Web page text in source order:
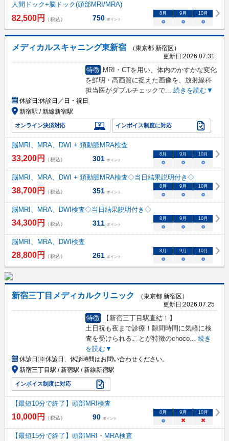
人間ドック+脳ドック(頭部MRI/MRA)
82,500円 （税込） 750 ポイント
8月 9月 10月
○ ○ ○
メディカルスキャニング東新宿
（東京都 新宿区）
更新日:2026.07.31
特徴 MRI・CTを用い、体内のかすかな変化
を鮮明・高画質に捉えた画像を、放射線科
担当医がダブルチェックで... 続きを読む▼
休診日:休診日／日・祝日
新宿駅 / 新線新宿駅
オンライン決済対応 インボイス制度に対応
脳MRI、MRA、DWI + 頚動脈MRA検査
33,200円 （税込） 301 ポイント
8 月 9 月 10月
○ ○ ○
脳MRI、MRA、DWI + 頚動脈MRA検査◇当日結果説明付き◇
38,700円 （税込） 351 ポイント
8 月 9 月 10月
○ ○ ○
脳MRI、MRA、DWI検査◇当日結果説明付き◇
34,300円 （税込） 311 ポイント
8 月 9 月 10月
○ ○ ○
脳MRI、MRA、DWI検査
28,800円 （税込） 261 ポイント
8 月 9 月 10月
○ ○ ○
新宿三丁目メディカルクリニック
（東京都 新宿区）
更新日:2026.07.25
特徴
【新宿三丁目駅直結！】
土日祝も夜まで診療！隙間時間に気軽に検
査を受けられることが特徴のchoco...
続き
を読む▼
休診日:※休診日、休診時間はお問い合わせください。​
新宿三丁目駅 / 新宿駅 / 新線新宿駅
インボイス制度に対応
【最短10分で終了】頭部MRI検査
10,000円 （税込） 90 ポイント
8 月 9 月 10月
○ × ×
【最短15分で終了】頭部MRI・MRA検査